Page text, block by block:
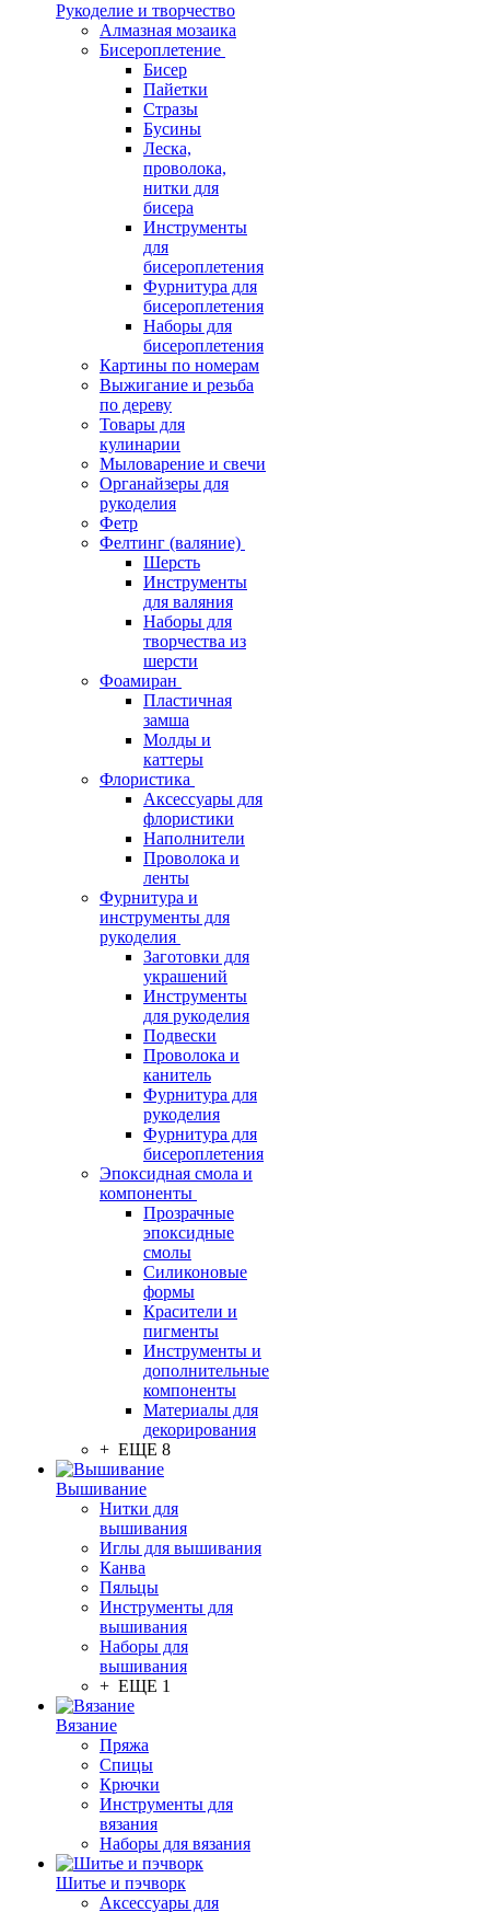
Рукоделие и творчество
Алмазная мозаика
Бисероплетение
Бисер
Пайетки
Стразы
Бусины
Леска,
проволока,
нитки для
бисера
Инструменты
для
бисероплетения
Фурнитура для
бисероплетения
Наборы для
бисероплетения
Картины по номерам
Выжигание и резьба
по дереву
Товары для
кулинарии
Мыловарение и свечи
Органайзеры для
рукоделия
Фетр
Фелтинг (валяние)
Шерсть
Инструменты
для валяния
Наборы для
творчества из
шерсти
Фоамиран
Пластичная
замша
Молды и
каттеры
Флористика
Аксессуары для
флористики
Наполнители
Проволока и
ленты
Фурнитура и
инструменты для
рукоделия
Заготовки для
украшений
Инструменты
для рукоделия
Подвески
Проволока и
канитель
Фурнитура для
рукоделия
Фурнитура для
бисероплетения
Эпоксидная смола и
компоненты
Прозрачные
эпоксидные
смолы
Силиконовые
формы
Красители и
пигменты
Инструменты и
дополнительные
компоненты
Материалы для
декорирования
+ ЕЩЕ 8
Вышивание
Нитки для
вышивания
Иглы для вышивания
Канва
Пяльцы
Инструменты для
вышивания
Наборы для
вышивания
+ ЕЩЕ 1
Вязание
Пряжа
Спицы
Крючки
Инструменты для
вязания
Наборы для вязания
Шитье и пэчворк
Аксессуары для